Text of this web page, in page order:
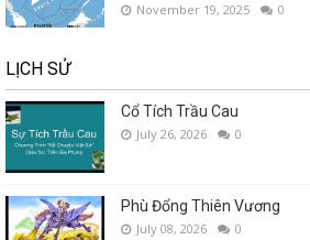
November 19, 2025 0
LỊCH SỬ
Cổ Tích Trầu Cau
July 26, 2026 0
Phù Đổng Thiên Vương
July 08, 2026 0